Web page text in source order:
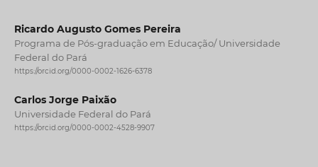
Ricardo Augusto Gomes Pereira
Programa de Pós-graduação em Educação/ Universidade
Federal do Pará
https://orcid.org/0000-0002-1626-6378
Carlos Jorge Paixão
Universidade Federal do Pará
https://orcid.org/0000-0002-4528-9907